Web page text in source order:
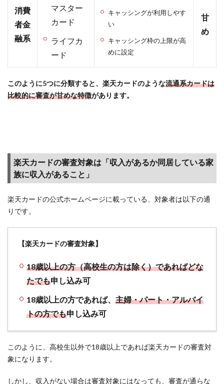
対お
得！）
2.1
ド」
の基
圏っ
てそ
も何
な
楽天
圏で
は、
カー
ドが
的に
お得
なの
は訳
消費
者金
融系
マスター
カード
ライフカ
ード
キャッシングが利用しやす
い
キャッシング枠の上限が高
めに設定
甘
め
このように5つに分類すると、楽天カードのような流通系カードは
比較的に審査が甘めな特徴があります。
楽天カードの審査対象は「収入があるか同居している家
族に収入があること」
楽天カードの公式ホームページに載っている、対象者は以下の通
りです。
【楽天カードの審査対象】
18歳以上の方（高校生の方は除く）であればどな
たでも申し込み可
18歳以上の方であれば、 主婦・パート・アルバイ
トの方でも申し込み可
このように、高校生以外で18歳以上であれば楽天カードの審査対
象になります。
しかし、収入がない場合は審査対象にはなっても、審査が通らな